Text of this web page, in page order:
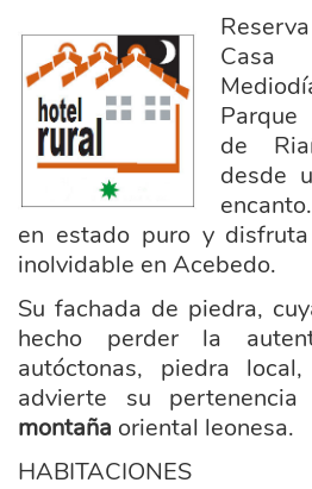
hotel_1_rural.jpg
Casa
Parque
de
desde
en estado puro y
inolvidable en Acebedo.
Su fachada de piedra,
hecho perder la
autóctonas, piedra
advierte su
montaña oriental leonesa.
HABITACIONES